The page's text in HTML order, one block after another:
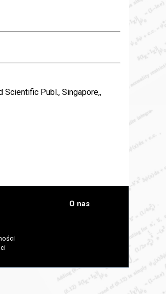
Scientific Publ., Singapore,,
O nas